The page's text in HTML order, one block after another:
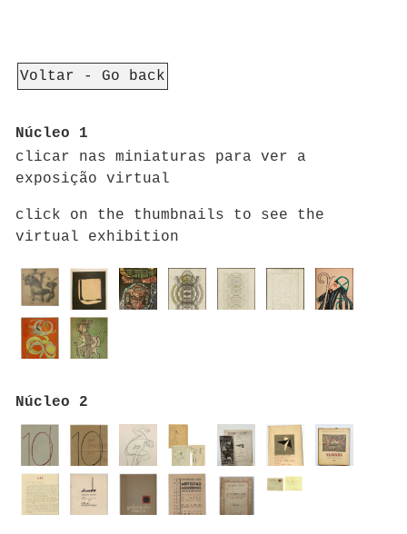
Voltar - Go back
Núcleo 1
clicar nas miniaturas para ver a
exposição virtual
click on the thumbnails to see the
virtual exhibition
Núcleo 2